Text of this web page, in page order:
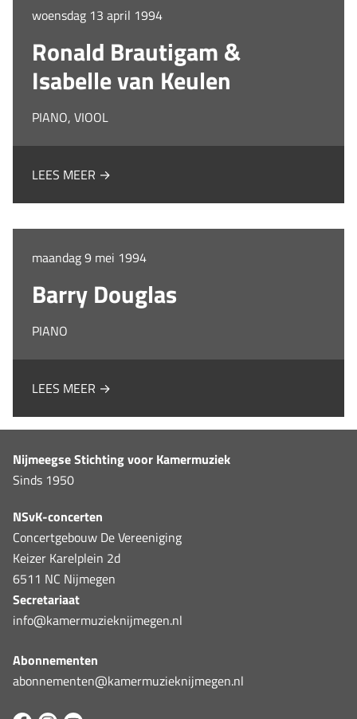
woensdag 13 april 1994
Ronald Brautigam &
Isabelle van Keulen
PIANO, VIOOL
LEES MEER →
maandag 9 mei 1994
Barry Douglas
PIANO
LEES MEER →
Nijmeegse Stichting voor Kamermuziek
Sinds 1950
NSvK-concerten
Concertgebouw De Vereeniging
Keizer Karelplein 2d
6511 NC Nijmegen
Secretariaat
info@kamermuzieknijmegen.nl
Abonnementen
abonnementen@kamermuzieknijmegen.nl